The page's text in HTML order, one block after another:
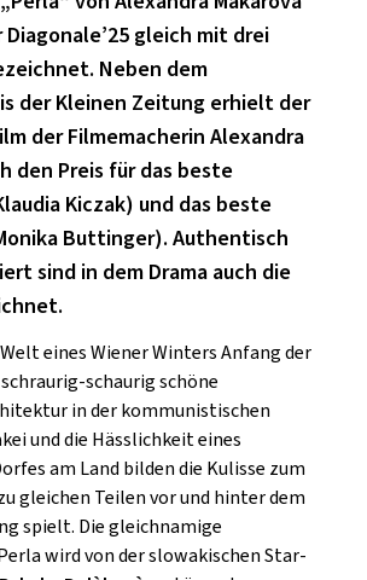
THEATER
STEIERMARKgleich mit drei
Neben dem
der Kleinen Zeitung erhielt der
der Filmemacherin Alexandra
den Preis für das beste
Kiczak) und das beste
Buttinger). Authentisch
sind in dem Drama auch die
eines Wiener Winters Anfang der
schaurig schöne
in der kommunistischen
und die Hässlichkeit eines
am Land bilden die Kulisse zum
gleichen Teilen vor und hinter dem
spielt. Die gleichnamige
wird von der slowakischen Star-